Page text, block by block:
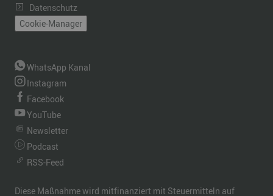
Datenschutz
Cookie-Manager
WhatsApp Kanal
Instagram
Facebook
YouTube
Newsletter
Podcast
RSS-Feed
Diese Maßnahme wird mitfinanziert mit Steuermitteln auf